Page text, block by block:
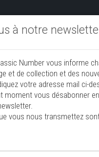
vendre
à notre
Number vous informe
et de collection et des
votre adresse mail ci-
moment vous désabonner
vous nous transmettez